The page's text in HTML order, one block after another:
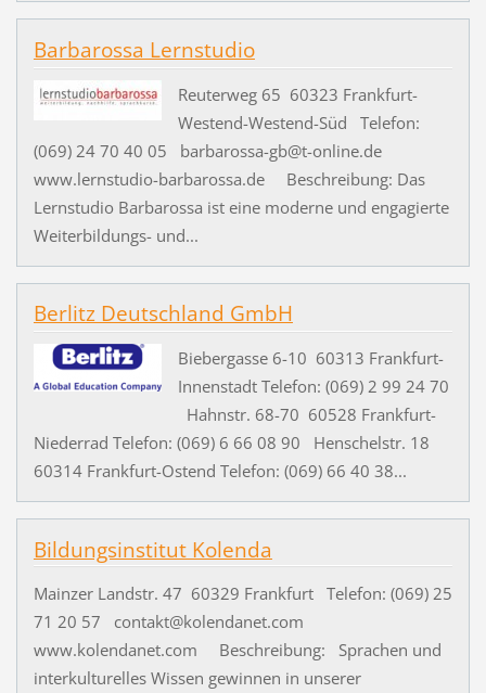
Barbarossa Lernstudio
Reuterweg 65 60323 Frankfurt-
Westend-Westend-Süd Telefon:
(069) 24 70 40 05 barbarossa-gb@t-online.de
www.lernstudio-barbarossa.de Beschreibung: Das
Lernstudio Barbarossa ist eine moderne und engagierte
Weiterbildungs- und...
Berlitz Deutschland GmbH
Biebergasse 6-10 60313 Frankfurt-
Innenstadt Telefon: (069) 2 99 24 70
Hahnstr. 68-70 60528 Frankfurt-
Niederrad Telefon: (069) 6 66 08 90 Henschelstr. 18
60314 Frankfurt-Ostend Telefon: (069) 66 40 38...
Bildungsinstitut Kolenda
Mainzer Landstr. 47 60329 Frankfurt Telefon: (069) 25
71 20 57 contakt@kolendanet.com
www.kolendanet.com Beschreibung: Sprachen und
interkulturelles Wissen gewinnen in unserer